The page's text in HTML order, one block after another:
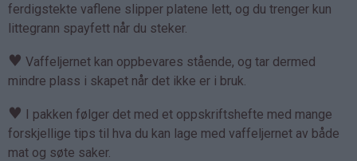
ferdigstekte vaflene slipper platene lett, og du trenger kun
littegrann spayfett når du steker.
♥ Vaffeljernet kan oppbevares stående, og tar dermed
mindre plass i skapet når det ikke er i bruk.
♥ I pakken følger det med et oppskriftshefte med mange
forskjellige tips til hva du kan lage med vaffeljernet av både
mat og søte saker.